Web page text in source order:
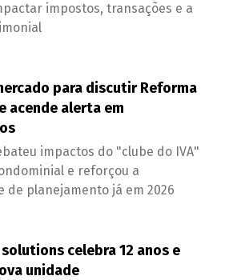
impostos, transações e a
para discutir Reforma
acende alerta em
impactos do "clube do IVA"
e reforçou a
de planejamento já em 2026
celebra 12 anos e
unidade